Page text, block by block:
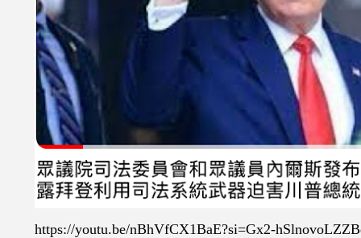
https://youtu.be/nBhVfCX1BaE?si=Gx2-